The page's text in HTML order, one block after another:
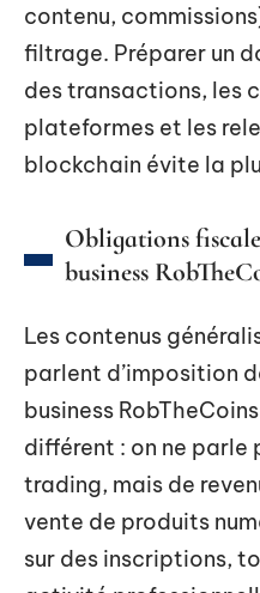
contenu,
filtrage. Préparer un
des transactions, les
plateformes et les
blockchain évite la
Obligations
business
Les contenus
parlent d’imposition
business
différent : on ne parle
trading, mais de
vente de produits
sur des inscriptions,